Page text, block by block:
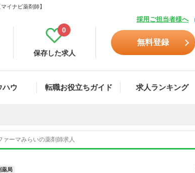
イナビ薬剤師】
採用ご担当者様へ
保存した求人
0
無料登録
ハウ 転職お役立ちガイド 求人ランキング
ーマみらいの薬剤師求人
薬局